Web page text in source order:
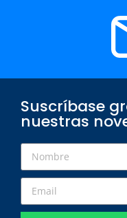
Suscríbase
nuestras